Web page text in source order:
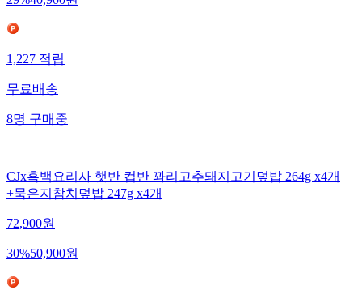
29%40,900원
1,227적립
무료배송
8명구매중
CJx흑백요리사 햇반 컵반 꽈리고추돼지고기덮밥 264g x4개
+묵은지참치덮밥 247g x4개
72,900원
30%50,900원